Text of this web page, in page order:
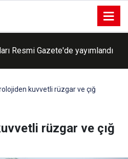
Resmi Gazete'de yayımlandı
kuvvetli rüzgar ve çığ
rüzgar ve çığ